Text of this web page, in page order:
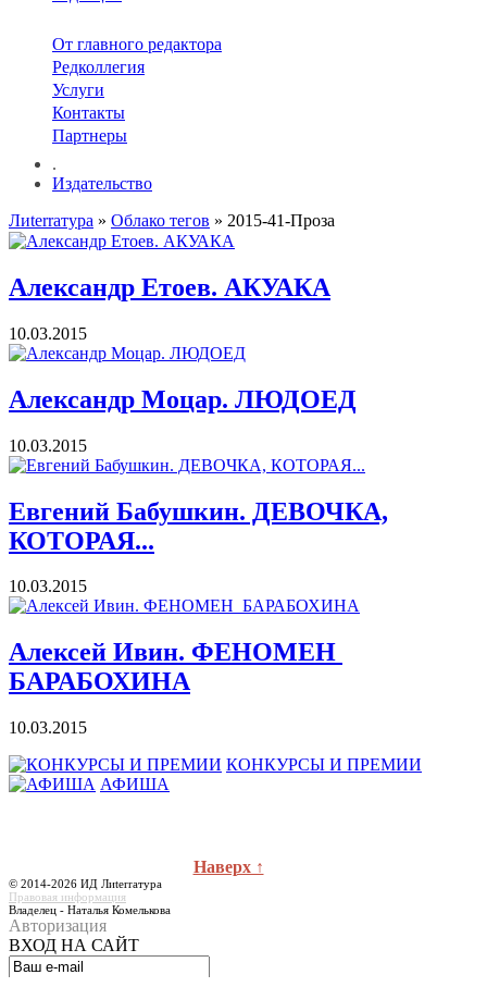
От главного редактора
Редколлегия
Услуги
Контакты
Партнеры
.
Издательство
Лиterraтура » Облако тегов » 2015-41-Проза
Александр Етоев. АКУАКА
10.03.2015
Александр Моцар. ЛЮДОЕД
10.03.2015
Евгений Бабушкин. ДЕВОЧКА,
КОТОРАЯ...
10.03.2015
Алексей Ивин. ФЕНОМЕН
БАРАБОХИНА
10.03.2015
КОНКУРСЫ И ПРЕМИИ
АФИША
Наверх ↑
© 2014-2026 ИД Лиterraтура
Правовая информация
Владелец - Наталья Комелькова
Авторизация
ВХОД НА САЙТ